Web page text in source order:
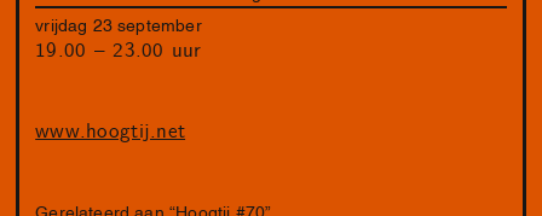
vrijdag 23 september
19.00 – 23.00 uur
www.hoogtij.net
Gerelateerd aan “Hoogtij #70”